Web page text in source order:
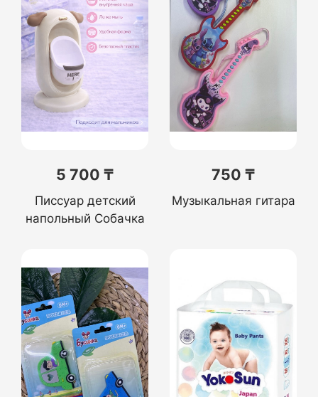
5 700 ₸
Писсуар детский
напольный Собачка
750 ₸
Музыкальная гитара